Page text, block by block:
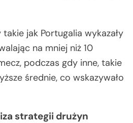
jak Portugalia wykazały
na mniej niż 10
podczas gdy inne, takie
średnie, co wskazywało
strategii drużyn